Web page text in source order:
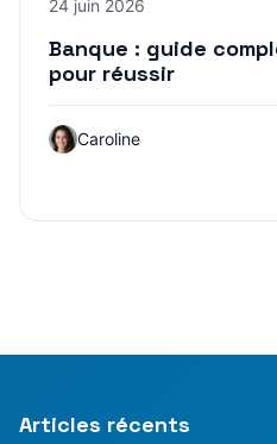
24 juin 2026
Banque : guide
pour réussir
Caroline
Articles récents